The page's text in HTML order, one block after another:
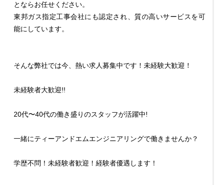
とならお任せください。
東邦ガス指定工事会社にも認定され、質の高いサービスを可
能にしています。
そんな弊社では今、熱い求人募集中です！未経験大歓迎！
未経験者大歓迎!!
20代〜40代の働き盛りのスタッフが活躍中!
一緒にティーアンドエムエンジニアリングで働きませんか？
学歴不問！未経験者歓迎！経験者優遇します！